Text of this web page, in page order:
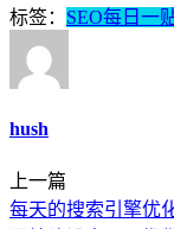
标签： SEO每日一
hush
上一篇
每天的搜索引擎优